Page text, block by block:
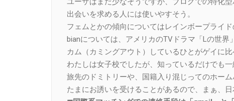
出会いを求める人には使いやすそう。
フェムとかの傾向についてはレインボープライド
bianについては、アメリカのTVドラマ「Lの世
カム（カミングアウト）しているひとがゲイに
わたしは女子校でしたが、知っているだけでも一
旅先のドミトリーや、国籍入り混じってのホー
たまにお誘いを受けることがあるので、まぁ、